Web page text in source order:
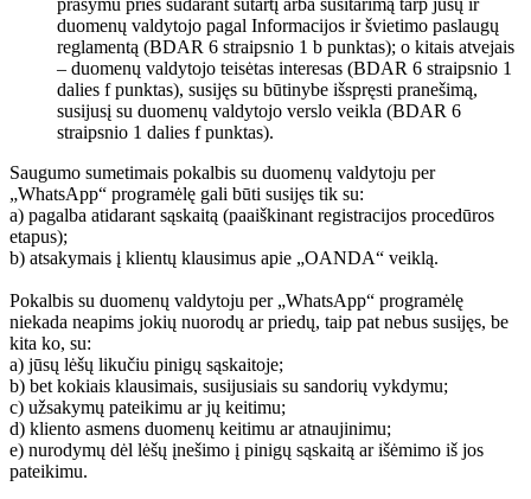
prašymu prieš sudarant sutartį arba susitarimą tarp jūsų ir
duomenų valdytojo pagal Informacijos ir švietimo paslaugų
reglamentą (BDAR 6 straipsnio 1 b punktas); o kitais atvejais
– duomenų valdytojo teisėtas interesas (BDAR 6 straipsnio 1
dalies f punktas), susijęs su būtinybe išspręsti pranešimą,
susijusį su duomenų valdytojo verslo veikla (BDAR 6
straipsnio 1 dalies f punktas).
Saugumo sumetimais pokalbis su duomenų valdytoju per
„WhatsApp“ programėlę gali būti susijęs tik su:
a) pagalba atidarant sąskaitą (paaiškinant registracijos procedūros
etapus);
b) atsakymais į klientų klausimus apie „OANDA“ veiklą.
Pokalbis su duomenų valdytoju per „WhatsApp“ programėlę
niekada neapims jokių nuorodų ar priedų, taip pat nebus susijęs, be
kita ko, su:
a) jūsų lėšų likučiu pinigų sąskaitoje;
b) bet kokiais klausimais, susijusiais su sandorių vykdymu;
c) užsakymų pateikimu ar jų keitimu;
d) kliento asmens duomenų keitimu ar atnaujinimu;
e) nurodymų dėl lėšų įnešimo į pinigų sąskaitą ar išėmimo iš jos
pateikimu.